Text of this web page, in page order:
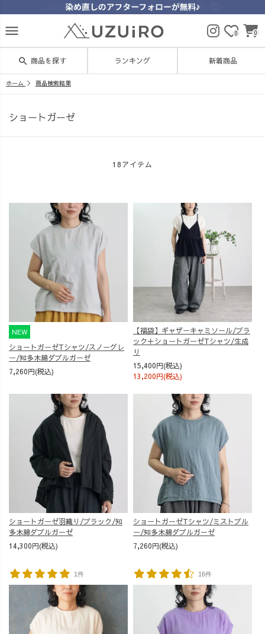
menu 0 0
search 商品を探す ランキング 新着商品
ホーム 商品検索結果
ショートガーゼ
18アイテム
NEW
ショートガーゼTシャツ/スノーグレ
ー/知多木綿ダブルガーゼ
7,260円(税込)
【福袋】ギャザーキャミソール/ブラ
ック＋ショートガーゼTシャツ/生成
り
15,400円(税込)
13,200円(税込)
ショートガーゼ羽織り/ブラック/知
多木綿ダブルガーゼ
14,300円(税込)
1件
ショートガーゼTシャツ/ミストブル
ー/知多木綿ダブルガーゼ
7,260円(税込)
16件